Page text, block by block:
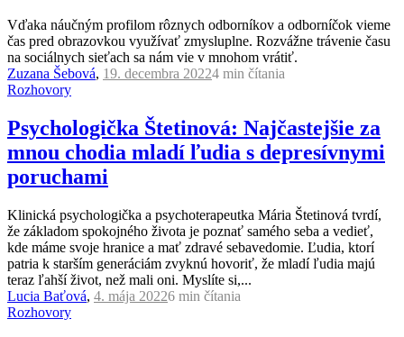
Vďaka náučným profilom rôznych odborníkov a odborníčok vieme
čas pred obrazovkou využívať zmysluplne. Rozvážne trávenie času
na sociálnych sieťach sa nám vie v mnohom vrátiť.
Zuzana Šebová, 19. decembra 20224 min čítania
Rozhovory
Psychologička Štetinová: Najčastejšie za
mnou chodia mladí ľudia s depresívnymi
poruchami
Klinická psychologička a psychoterapeutka Mária Štetinová tvrdí,
že základom spokojného života je poznať samého seba a vedieť,
kde máme svoje hranice a mať zdravé sebavedomie. Ľudia, ktorí
patria k starším generáciám zvyknú hovoriť, že mladí ľudia majú
teraz ľahší život, než mali oni. Myslíte si,...
Lucia Baťová, 4. mája 20226 min čítania
Rozhovory